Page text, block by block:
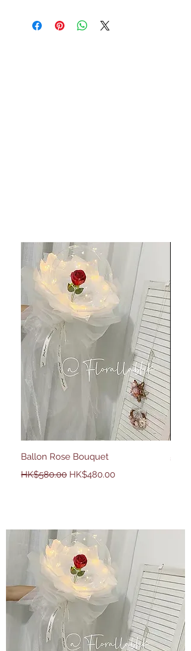
Ballon Rose Bouquet
一般價格
HK$580.00 促銷價格
HK$480.00